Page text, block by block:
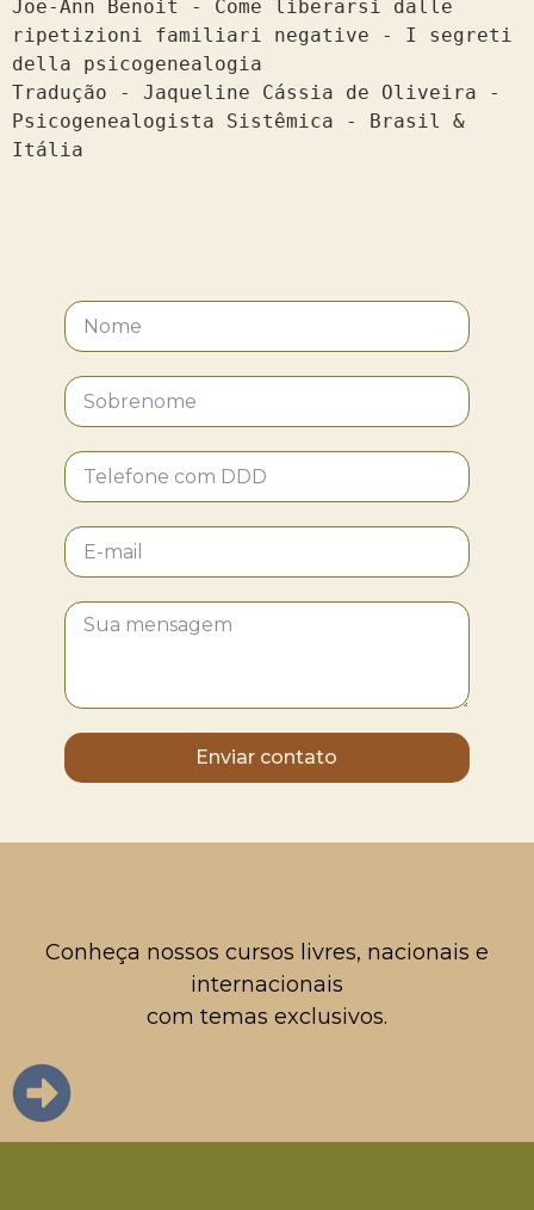
Joe-Ann Benoit - Come liberarsi dalle
ripetizioni familiari negative - I segreti
della psicogenealogia
Tradução - Jaqueline Cássia de Oliveira -
Psicogenealogista Sistêmica - Brasil &
Itália
Enviar contato
Conheça nossos cursos livres, nacionais e
internacionais
com temas exclusivos.